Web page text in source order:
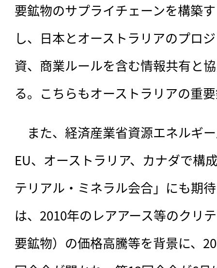
要鉱物のサプライチェーンを構築
し、日本とオーストラリアのプロ
資、商業ルールを含む情報共有と
る。こちらもオーストラリアの重
また、経済産業省資源エネルギ
EU、オーストラリア、カナダで構
テリアル・ミネラル会合」にも期
は、2010年のレアアース等のクリ
要鉱物）の価格高騰等を背景に、